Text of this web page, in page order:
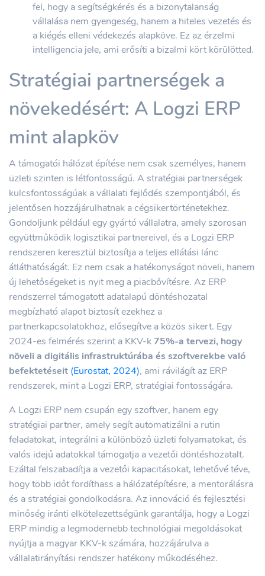
fel, hogy a segítségkérés és a bizonytalanság
vállalása nem gyengeség, hanem a hiteles vezetés és
a kiégés elleni védekezés alapköve. Ez az érzelmi
intelligencia jele, ami erősíti a bizalmi kört körülötted.
Stratégiai partnerségek a
növekedésért: A Logzi ERP
mint alapköv
A támogatói hálózat építése nem csak személyes, hanem
üzleti szinten is létfontosságú. A stratégiai partnerségek
kulcsfontosságúak a vállalati fejlődés szempontjából, és
jelentősen hozzájárulhatnak a cégsikertörténetekhez.
Gondoljunk például egy gyártó vállalatra, amely szorosan
együttműködik logisztikai partnereivel, és a Logzi ERP
rendszeren keresztül biztosítja a teljes ellátási lánc
átláthatóságát. Ez nem csak a hatékonyságot növeli, hanem
új lehetőségeket is nyit meg a piacbővítésre. Az ERP
rendszerrel támogatott adatalapú döntéshozatal
megbízható alapot biztosít ezekhez a
partnerkapcsolatokhoz, elősegítve a közös sikert. Egy
2024-es felmérés szerint a KKV-k 75%-a tervezi, hogy
növeli a digitális infrastruktúrába és szoftverekbe való
befektetéseit (Eurostat, 2024), ami rávilágít az ERP
rendszerek, mint a Logzi ERP, stratégiai fontosságára.
A Logzi ERP nem csupán egy szoftver, hanem egy
stratégiai partner, amely segít automatizálni a rutin
feladatokat, integrálni a különböző üzleti folyamatokat, és
valós idejű adatokkal támogatja a vezetői döntéshozatalt.
Ezáltal felszabadítja a vezetői kapacitásokat, lehetővé téve,
hogy több időt fordíthass a hálózatépítésre, a mentorálásra
és a stratégiai gondolkodásra. Az innováció és fejlesztési
minőség iránti elkötelezettségünk garantálja, hogy a Logzi
ERP mindig a legmodernebb technológiai megoldásokat
nyújtja a magyar KKV-k számára, hozzájárulva a
vállalatirányítási rendszer hatékony működéséhez.